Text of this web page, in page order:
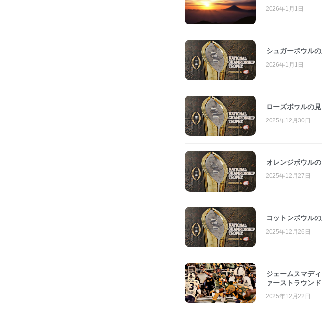
2026年1月1日
シュガーボウル
2026年1月1日
ローズボウルの
2025年12月30日
オレンジボウル
2025年12月27日
コットンボウル
2025年12月26日
ジェームスマデ
ァーストラウンド
2025年12月22日